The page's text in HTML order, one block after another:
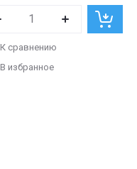
К сравнению
В избранное